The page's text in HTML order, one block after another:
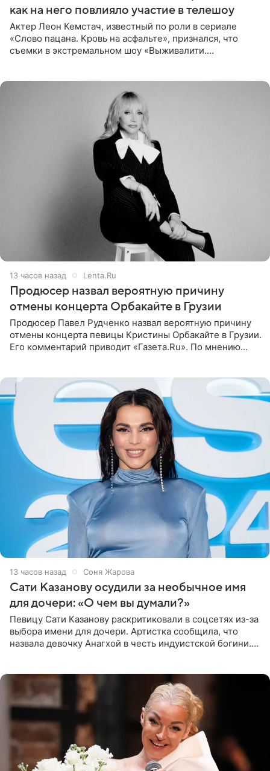
как на него повлияло участие в телешоу
Актер Леон Кемстач, известный по роли в сериале
«Слово пацана. Кровь на асфальте», признался, что
съемки в экстремальном шоу «Выживалити.
13 часов назад Lenta.Ru
Продюсер назвал вероятную причину
отмены концерта Орбакайте в Грузии
Продюсер Павел Рудченко назвал вероятную причину
отмены концерта певицы Кристины Орбакайте в Грузии.
Его комментарий приводит «Газета.Ru». По мнению
13 часов назад Соня Жарова
Сати Казанову осудили за необычное имя
для дочери: «О чем вы думали?»
Певицу Сати Казанову раскритиковали в соцсетях из-за
выбора имени для дочери. Артистка сообщила, что
назвала девочку Анагхой в честь индуистской богини.